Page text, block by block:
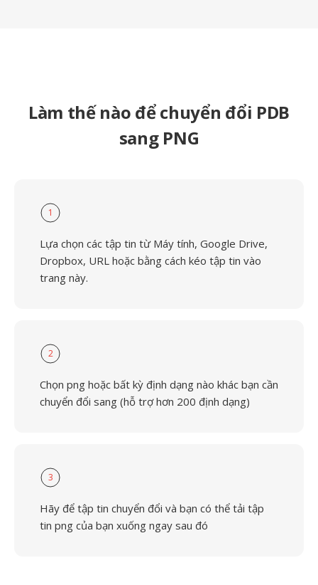
Làm thế nào để chuyển đổi PDB
sang PNG
1
Lựa chọn các tập tin từ Máy tính, Google Drive,
Dropbox, URL hoặc bằng cách kéo tập tin vào
trang này.
2
Chọn png hoặc bất kỳ định dạng nào khác bạn cần
chuyển đổi sang (hỗ trợ hơn 200 định dạng)
3
Hãy để tập tin chuyển đổi và bạn có thể tải tập
tin png của bạn xuống ngay sau đó